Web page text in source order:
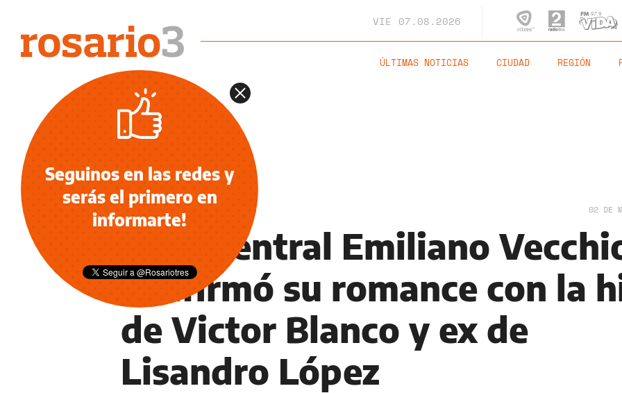
VIE 07.08.2026
ÚLTIMAS NOTICIAS CIUDAD REGIÓN
DEPORTES 02 DE
El ex Central Emiliano
confirmó su romance con la
de Victor Blanco y ex de
Lisandro López
Seguinos en las redes y
serás el primero en
informarte!